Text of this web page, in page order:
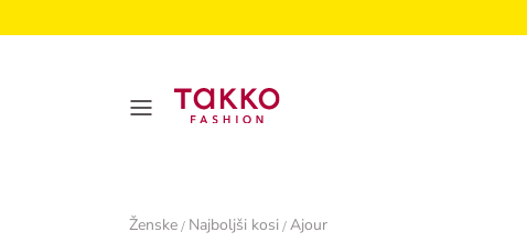
Ženske / Najboljši kosi / Ajour